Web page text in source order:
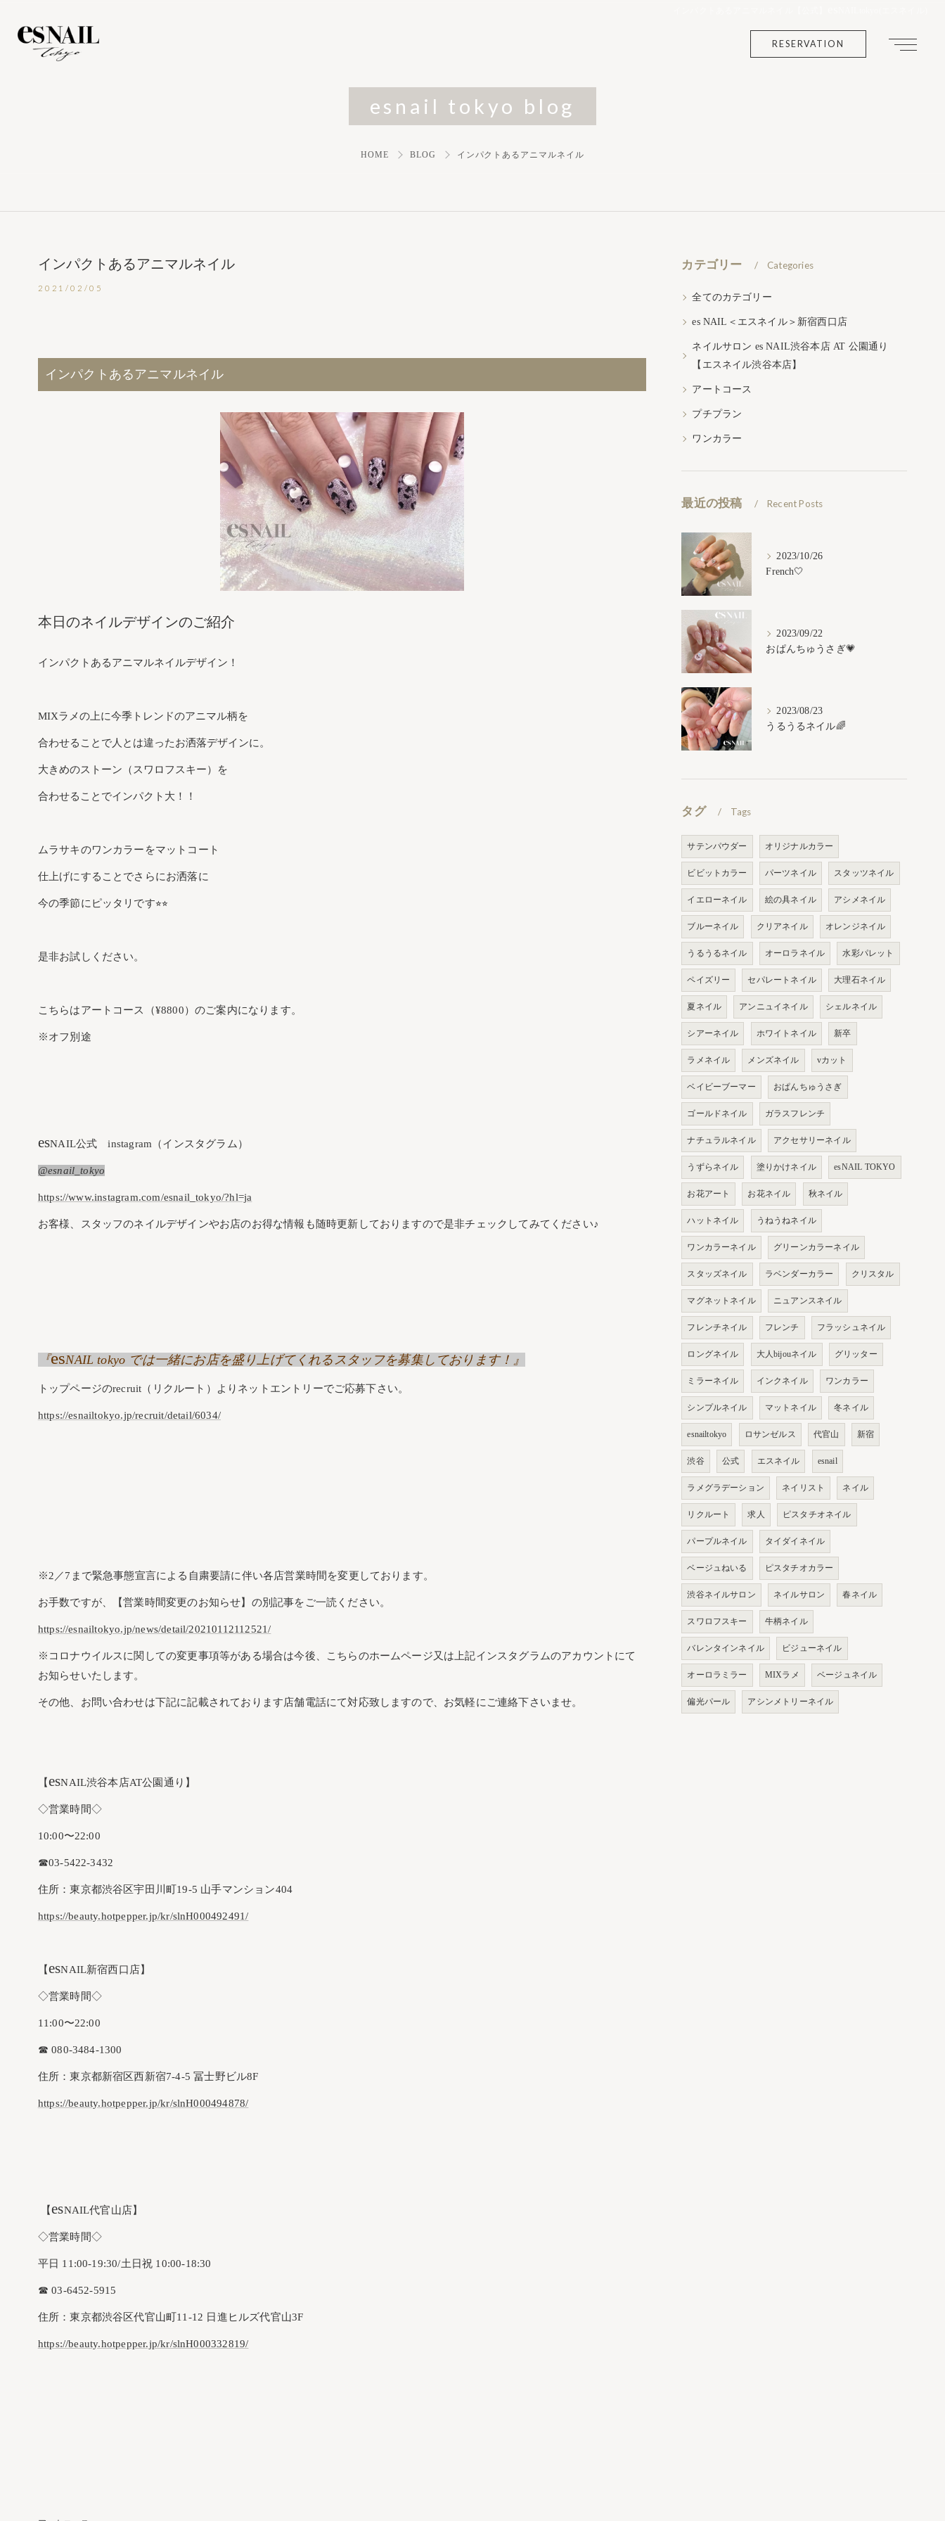
RESERVATION
esnail tokyo blog
HOME BLOG インパクトあるアニマルネイル
インパクトあるアニマルネイル
2021/02/05
インパクトあるアニマルネイル
本日のネイルデザインのご紹介
インパクトあるアニマルネイルデザイン！
MIXラメの上に今季トレンドのアニマル柄を
合わせることで人とは違ったお洒落デザインに。
大きめのストーン（スワロフスキー）を
合わせることでインパクト大！！
ムラサキのワンカラーをマットコート
仕上げにすることでさらにお洒落に
今の季節にピッタリです⭐︎⭐︎
是非お試しください。
こちらはアートコース（¥8800）のご案内になります。
※オフ別途
esNAIL公式 instagram（インスタグラム）
@esnail_tokyo
https://www.instagram.com/esnail_tokyo/?hl=ja
お客様、スタッフのネイルデザインやお店のお得な情報も随時更新しておりますので是非チェックしてみてください♪
『esNAIL tokyo では一緒にお店を盛り上げてくれるスタッフを募集しております！』
トップページのrecruit（リクルート）よりネットエントリーでご応募下さい。
https://esnailtokyo.jp/recruit/detail/6034/
※2／7まで緊急事態宣言による自粛要請に伴い各店営業時間を変更しております。
お手数ですが、【営業時間変更のお知らせ】の別記事をご一読ください。
https://esnailtokyo.jp/news/detail/20210112112521/
※コロナウイルスに関しての変更事項等がある場合は今後、こちらのホームページ又は上記インスタグラムのアカウントにて
お知らせいたします。
その他、お問い合わせは下記に記載されております店舗電話にて対応致しますので、お気軽にご連絡下さいませ。
【esNAIL渋谷本店AT公園通り】
◇営業時間◇
10:00〜22:00
☎︎03-5422-3432
住所：東京都渋谷区宇田川町19-5 山手マンション404
https://beauty.hotpepper.jp/kr/slnH000492491/
【esNAIL新宿西口店】
◇営業時間◇
11:00〜22:00
☎︎ 080-3484-1300
住所：東京都新宿区西新宿7-4-5 冨士野ビル8F
https://beauty.hotpepper.jp/kr/slnH000494878/
【esNAIL代官山店】
◇営業時間◇
平日 11:00-19:30/土日祝 10:00-18:30
☎︎ 03-6452-5915
住所：東京都渋谷区代官山町11-12 日進ヒルズ代官山3F
https://beauty.hotpepper.jp/kr/slnH000332819/
カテゴリー Categories
全てのカテゴリー
es NAIL＜エスネイル＞新宿西口店
ネイルサロン es NAIL渋谷本店 AT 公園通り
【エスネイル渋谷本店】
アートコース
プチプラン
ワンカラー
最近の投稿 Recent Posts
2023/10/26
French🤍
2023/09/22
おぱんちゅうさぎ💗
2023/08/23
うるうるネイル🌈
タグ Tags
サテンパウダー オリジナルカラー
ビビットカラー パーツネイル スタッツネイル
イエローネイル 絵の具ネイル アシメネイル
ブルーネイル クリアネイル オレンジネイル
うるうるネイル オーロラネイル 水彩パレット
ペイズリー セパレートネイル 大理石ネイル
夏ネイル アンニュイネイル シェルネイル
シアーネイル ホワイトネイル 新卒
ラメネイル メンズネイル vカット
ベイビーブーマー おぱんちゅうさぎ
ゴールドネイル ガラスフレンチ
ナチュラルネイル アクセサリーネイル
うずらネイル 塗りかけネイル esNAIL TOKYO
お花アート お花ネイル 秋ネイル
ハットネイル うねうねネイル
ワンカラーネイル グリーンカラーネイル
スタッズネイル ラベンダーカラー クリスタル
マグネットネイル ニュアンスネイル
フレンチネイル フレンチ フラッシュネイル
ロングネイル 大人bijouネイル グリッター
ミラーネイル インクネイル ワンカラー
シンプルネイル マットネイル 冬ネイル
esnailtokyo ロサンゼルス 代官山 新宿
渋谷 公式 エスネイル esnail
ラメグラデーション ネイリスト ネイル
リクルート 求人 ピスタチオネイル
パープルネイル タイダイネイル
ベージュねいる ピスタチオカラー
渋谷ネイルサロン ネイルサロン 春ネイル
スワロフスキー 牛柄ネイル
バレンタインネイル ビジューネイル
オーロラミラー MIXラメ ベージュネイル
偏光パール アシンメトリーネイル